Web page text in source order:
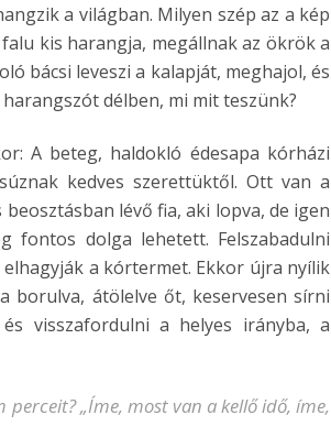
a világban. Milyen szép az a kép
kis harangja, megállnak az ökrök a
bácsi leveszi a kalapját, meghajol, és
délben, mi mit teszünk?
A beteg, haldokló édesapa kórházi
kedves szerettüktől. Ott van a
lévő fia, aki lopva, de igen
fontos dolga lehetett. Felszabadulni
a kórtermet. Ekkor újra nyílik
borulva, átölelve őt, keservesen sírni
visszafordulni a helyes irányba, a
„Íme, most van a kellő idő, íme,